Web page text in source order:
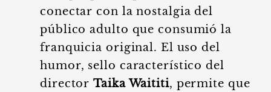
conectar con la nostalgia del
público adulto que consumió la
franquicia original. El uso del
humor, sello característico del
directorTaika Waititi, permite que